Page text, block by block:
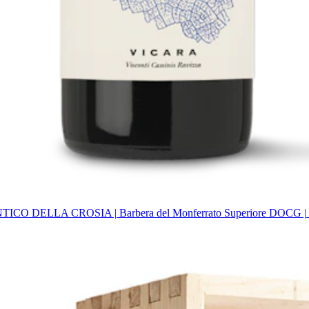
DELLA CROSIA | Barbera del Monferrato Superiore DOCG |